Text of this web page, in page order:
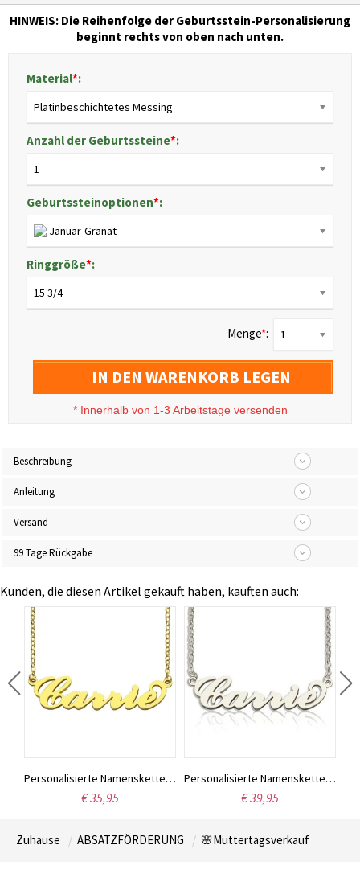
HINWEIS: Die Reihenfolge der Geburtsstein-Personalisierung
beginnt rechts von oben nach unten.
Material*:
Platinbeschichtetes Messing
Anzahl der Geburtssteine*:
1
Geburtssteinoptionen*:
Januar-Granat
Ringgröße*:
15 3/4
Menge*: 1
IN DEN WARENKORB LEGEN
* Innerhalb von 1-3 Arbeitstage versenden
Beschreibung
Anleitung
Versand
99 Tage Rückgabe
Kunden, die diesen Artikel gekauft haben, kauften auch:
Personalisierte Namenskette „Carrie“, 18 Karat vergoldet
€ 35,95
Personalisierte Namenskette „Carrie“ aus Sterlingsilber
€ 39,95
Zuhause ABSATZFÖRDERUNG 🌸Muttertagsverkauf